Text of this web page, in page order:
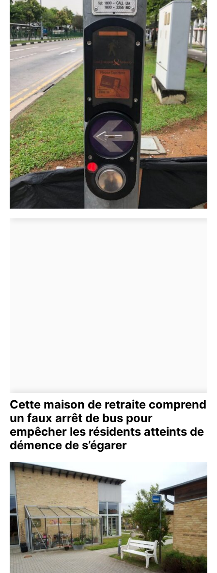
Cette maison de retraite comprend
un faux arrêt de bus pour
empêcher les résidents atteints de
démence de s’égarer